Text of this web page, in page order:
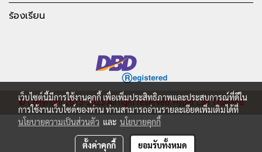
ร้องเรียน
© Copyright 2015-2023 All right reserved.Hyper Lab Thailand
เว็บไซต์นี้มีการใช้งานคุกกี้ เพื่อเพิ่มประสิทธิภาพและประสบการณ์ที่ดีใน
การใช้งานเว็บไซต์ของท่าน ท่านสามารถอ่านรายละเอียดเพิ่มเติมได้ที่
นโยบายความเป็นส่วนตัว และ นโยบายคุกกี้
ตั้งค่าคุกกี้ ยอมรับทั้งหมด